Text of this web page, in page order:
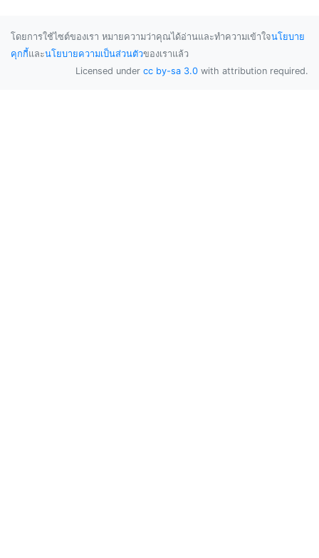
โดยการใช้ไซต์ของเรา หมายความว่าคุณได้อ่านและทำความเข้าใจนโยบาย
คุกกี้และนโยบายความเป็นส่วนตัวของเราแล้ว
Licensed under cc by-sa 3.0 with attribution required.